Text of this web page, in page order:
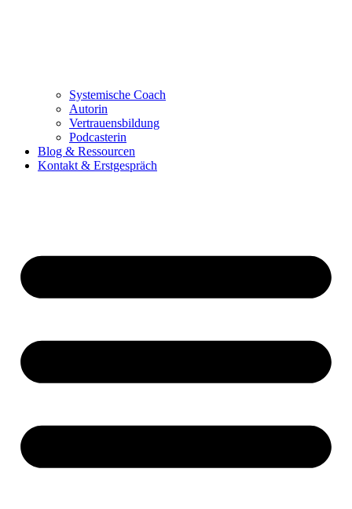
Systemische Coach
Autorin
Vertrauensbildung
Podcasterin
Blog & Ressourcen
Kontakt & Erstgespräch